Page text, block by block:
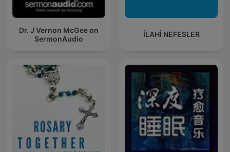
Dr. J Vernon McGee on
SermonAudio
İLAHİ NEFESLER